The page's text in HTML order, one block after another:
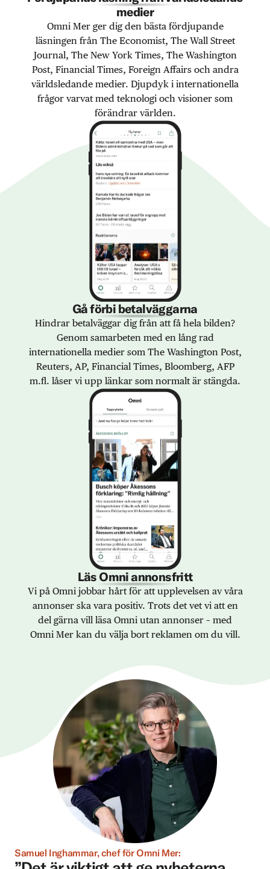
medier
Omni Mer ger dig den bästa fördjupande
läsningen från The Economist, The Wall Street
Journal, The New York Times, The Washington
Post, Financial Times, Foreign Affairs och andra
världsledande medier. Djupdyk i internationella
frågor varvat med teknologi och visioner som
förändrar världen.
Gå förbi betalväggarna
Hindrar betalväggar dig från att få hela bilden?
Genom samarbeten med en lång rad
internationella medier som The Washington Post,
Reuters, AP, Financial Times, Bloomberg, AFP
m.fl. låser vi upp länkar som normalt är stängda.
Läs Omni annonsfritt
Vi på Omni jobbar hårt för att upplevelsen av våra
annonser ska vara positiv. Trots det vet vi att en
del gärna vill läsa Omni utan annonser – med
Omni Mer kan du välja bort reklamen om du vill.
Samuel Inghammar, chef för Omni Mer: